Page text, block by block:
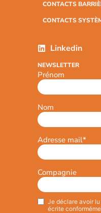
CONTACTS
CONTACTS
Linkedin
NEWSLETTER
Prénom
Nom
Adresse mail*
Compagnie
Privacy*
Je déclare avoir lu
écrite